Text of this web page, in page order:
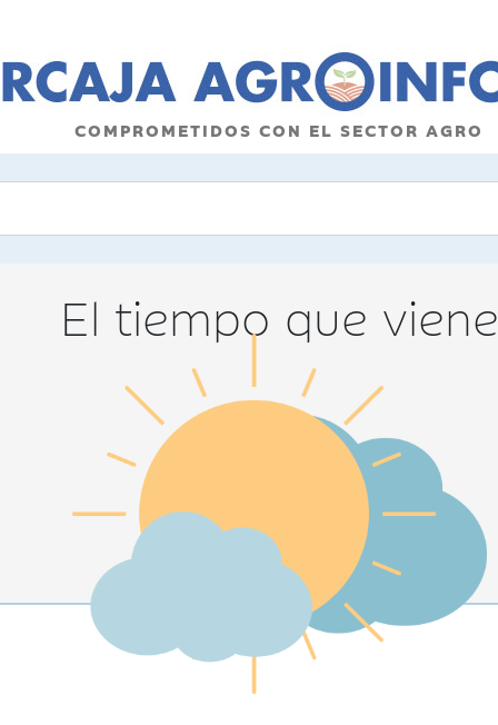
COMPROMETIDOS CON EL SECTOR AGRO
El tiempo que viene